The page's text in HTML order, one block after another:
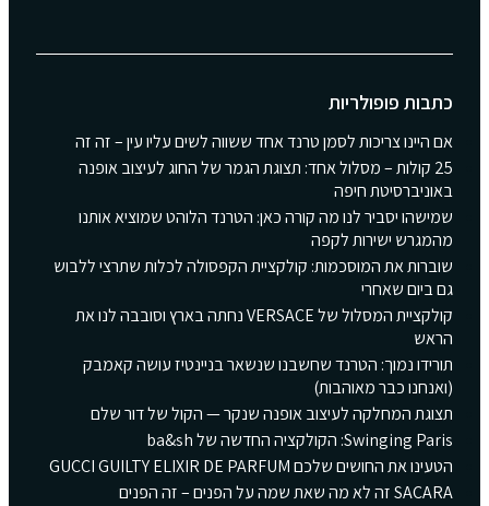
כתבות פופולריות
אם היינו צריכות לסמן טרנד אחד ששווה לשים עליו עין – זה זה
25 קולות – מסלול אחד: תצוגת הגמר של החוג לעיצוב אופנה
באוניברסיטת חיפה
שמישהו יסביר לנו מה קורה כאן: הטרנד הלוהט שמוציא אותנו
מהמגרש ישירות לקפה
שוברות את המוסכמות: קולקציית הקפסולה לכלות שתרצי ללבוש
גם ביום שאחרי
קולקציית המסלול של VERSACE נחתה בארץ וסובבה לנו את
הראש
תורידו נמוך: הטרנד שחשבנו שנשאר בניינטיז עושה קאמבק
(ואנחנו כבר מאוהבות)
תצוגת המחלקה לעיצוב אופנה שנקר — הקול של דור שלם
Swinging Paris: הקולקציה החדשה של ba&sh
הטעינו את החושים שלכם GUCCI GUILTY ELIXIR DE PARFUM
SACARA זה לא מה שאת שמה על הפנים – זה הפנים